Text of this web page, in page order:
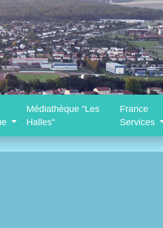
Médiathèque "Les
Halles"
France
Services